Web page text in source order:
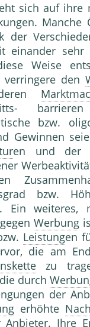
sich auf ihre
Manche
der
einander sehr
Weise
verringere den
bzw.
Gewinnen
en und
bzw.
Ein weiteres,
Werbung
Leistungen
die am
zu
durch
der
erhöhte
Anbieter. Ihre